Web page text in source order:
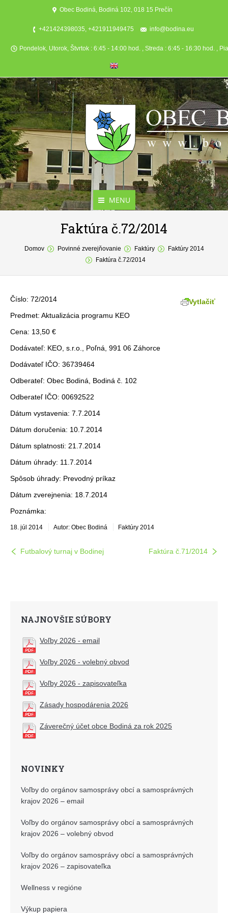
Obec Bodiná, Bodiná 102, 018 15 Prečín
+421424398035, +421911949475 info@bodina.eu
Pondelok, Utorok, Štvrtok : 6:45 - 14:00 hod. , Streda : 6:45 - 16:30 hod. ,
MENU
Aktuality
O obci
Formuláre
Fotogaléria
Kontakt
Faktúra č.72/2014
You are here:
Domov Povinné zverejňovanie Faktúry
Faktúry 2014
Faktúra č.72/2014
Vytlačiť
Číslo: 72/2014
Predmet: Aktualizácia programu KEO
Cena: 13,50 €
Dodávateľ: KEO, s.r.o., Poľná, 991 06 Záhorce
Dodávateľ IČO: 36739464
Odberateľ: Obec Bodiná, Bodiná č. 102
Odberateľ IČO: 00692522
Dátum vystavenia: 7.7.2014
Dátum doručenia: 10.7.2014
Dátum splatnosti: 21.7.2014
Dátum úhrady: 11.7.2014
Spôsob úhrady: Prevodný príkaz
Dátum zverejnenia: 18.7.2014
Poznámka:
18. júl 2014 Autor: Obec Bodiná Faktúry 2014
Futbalový turnaj v Bodinej Faktúra č.71/2014
NAJNOVŠIE SÚBORY
Voľby 2026 - email
Voľby 2026 - volebný obvod
Voľby 2026 - zapisovateľka
Zásady hospodárenia 2026
Záverečný účet obce Bodiná za rok 2025
NOVINKY
Voľby do orgánov samosprávy obcí a samosprávných
krajov 2026 – email
Voľby do orgánov samosprávy obcí a samosprávných
krajov 2026 – volebný obvod
Voľby do orgánov samosprávy obcí a samosprávných
krajov 2026 – zapisovateľka
Wellness v regióne
Výkup papiera